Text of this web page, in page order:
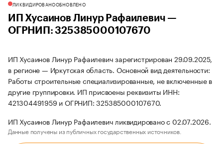
ЛИКВИДИРОВАНООБНОВЛЕНО
ИП Хусаинов Линур Рафаилевич —
ОГРНИП: 325385000107670
ИП Хусаинов Линур Рафаилевич зарегистрирован 29.09.2025,
в регионе — Иркутская область. Основной вид деятельности:
Работы строительные специализированные, не включенные в
другие группировки. ИП присвоены реквизиты ИНН:
421304491959 и ОГРНИП: 325385000107670.
ИП Хусаинов Линур Рафаилевич ликвидировано с 02.07.2026.
Данные получены из публичных государственных источников.